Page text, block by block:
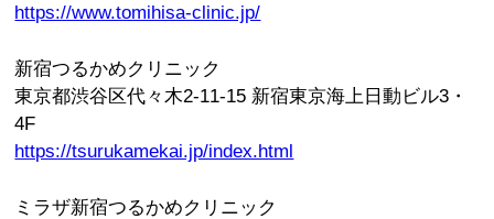
https://www.tomihisa-clinic.jp/
新宿つるかめクリニック
東京都渋谷区代々木2-11-15 新宿東京海上日動ビル3・
4F
https://tsurukamekai.jp/index.html
ミラザ新宿つるかめクリニック